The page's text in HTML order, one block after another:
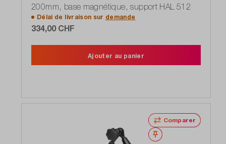
200mm, base magnétique, support HAL 512
Délai de livraison sur demande
334,00 CHF
Ajouter au panier
Comparer
Noter